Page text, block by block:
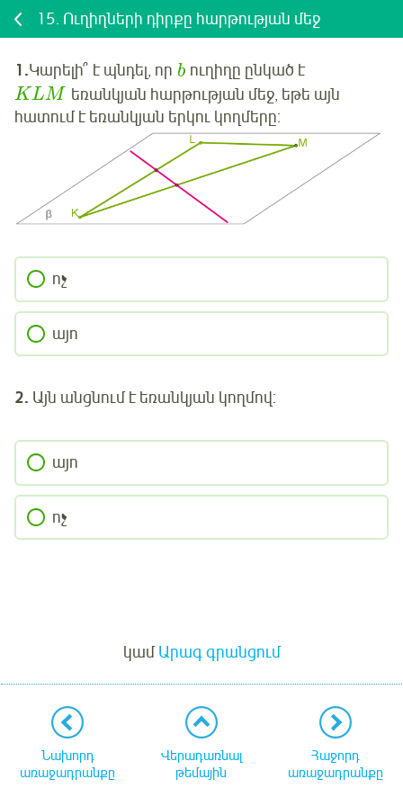
15. Ուղիղների դիրքը հարթության մեջ
1.Կարելի՞ է պնդել, որ b ուղիղը ընկած է
KLM եռանկյան հարթության մեջ, եթե այն
հատում է եռանկյան երկու կողմերը:
ոչ
այո
2. Այն անցնում է եռանկյան կողմով:
այո
ոչ
կամԱրագ գրանցում
Նախորդ
առաջադրանքը
Վերադառնալ
թեմային
Հաջորդ
առաջադրանքը